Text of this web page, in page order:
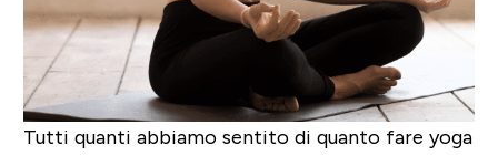
Tutti quanti abbiamo sentito di quanto fare yoga